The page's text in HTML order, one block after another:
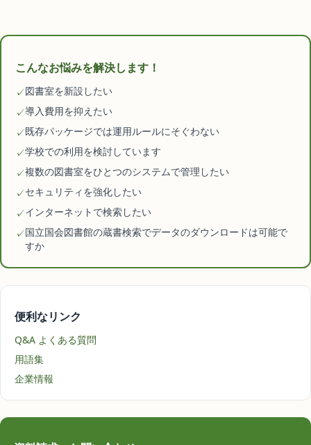
こんなお悩みを解決します！
✓図書室を新設したい
✓導入費用を抑えたい
✓既存パッケージでは運用ルールにそぐわない
✓学校での利用を検討しています
✓複数の図書室をひとつのシステムで管理したい
✓セキュリティを強化したい
✓インターネットで検索したい
✓国立国会図書館の蔵書検索でデータのダウンロードは可能で
すか
便利なリンク
Q&A よくある質問
用語集
企業情報